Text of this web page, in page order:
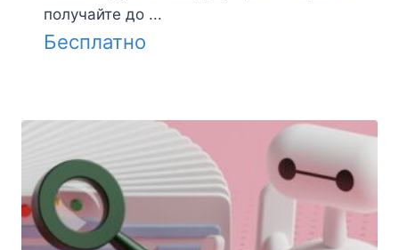
получайте до ...
Бесплатно